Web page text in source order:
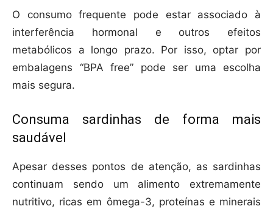
O consumo frequente pode estar associado à
interferência hormonal e outros efeitos
metabólicos a longo prazo. Por isso, optar por
embalagens “BPA free” pode ser uma escolha
mais segura.
Consuma sardinhas de forma mais
saudável
Apesar desses pontos de atenção, as sardinhas
continuam sendo um alimento extremamente
nutritivo, ricas em ômega-3, proteínas e minerais